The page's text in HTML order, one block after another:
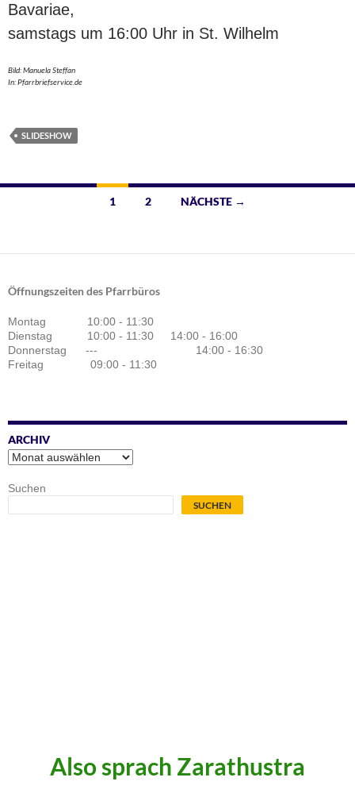
Bavariae,
samstags um 16:00 Uhr in St. Wilhelm
Bild: Manuela Steffan
In: Pfarrbriefservice.de
SLIDESHOW
Beitragsnavigation
1 2 NÄCHSTE →
Öffnungszeiten des Pfarrbüros
Montag 10:00 - 11:30
Dienstag 10:00 - 11:30 14:00 - 16:00
Donnerstag --- 14:00 - 16:30
Freitag 09:00 - 11:30
ARCHIV
Archiv
Suchen
SUCHEN
Also sprach Zarathustra